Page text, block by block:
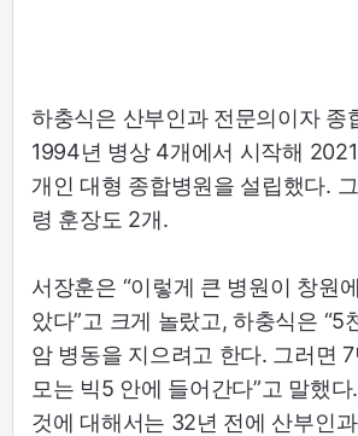
하충식은 산부인과 전문의이자 종
1994년 병상 4개에서 시작해
개인 대형 종합병원을 설립했다.
령 훈장도 2개.
서장훈은 “이렇게 큰 병원이 창원
았다”고 크게 놀랐고, 하충식은 “5
암 병동을 지으려고 한다. 그러면
모는 빅5 안에 들어간다”고 말했
것에 대해서는 32년 전에 산부인